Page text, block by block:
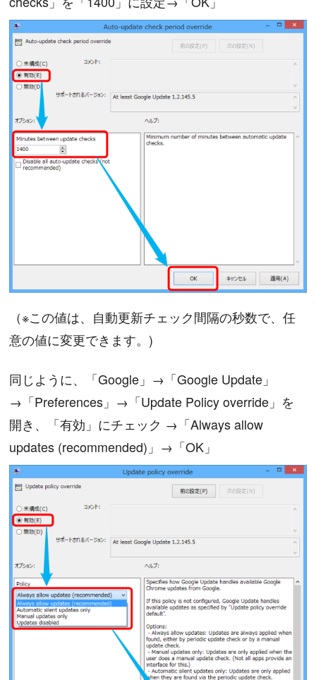
（※この値は、自動更新チェック間隔の秒数で、任
意の値に変更できます。)
同じように、「Google」→「Google Update」
→「Preferences」→「Update Policy override」を
開き、「有効」にチェック →「Always allow
updates (recommended)」→「OK」